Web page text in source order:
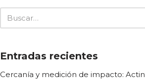
Entradas recientes
Cercanía y medición de impacto: